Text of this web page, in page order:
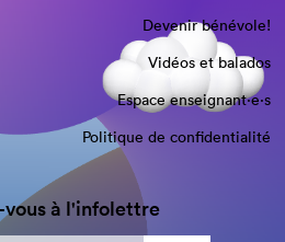
Devenir bénévole!
Vidéos et balados
Espace enseignant·e⋅s
Politique de confidentialité
vous à l'infolettre